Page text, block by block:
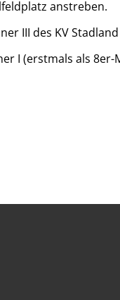
anstreben.
III des KV
I (erstmals als